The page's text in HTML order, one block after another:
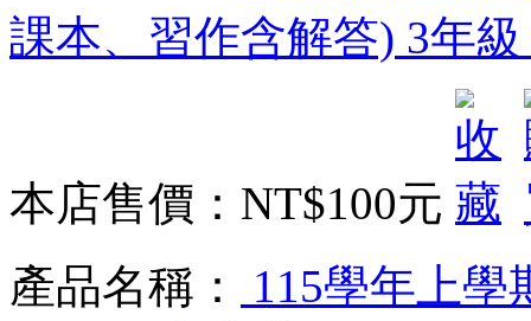
課本、習作含解答) 3年
本店售價： NT$100元
產品名稱：
115學年上學